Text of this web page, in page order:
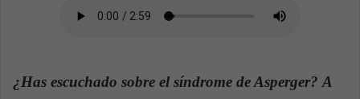
e
¿Has escuchado sobre el síndrome de Asperger? A